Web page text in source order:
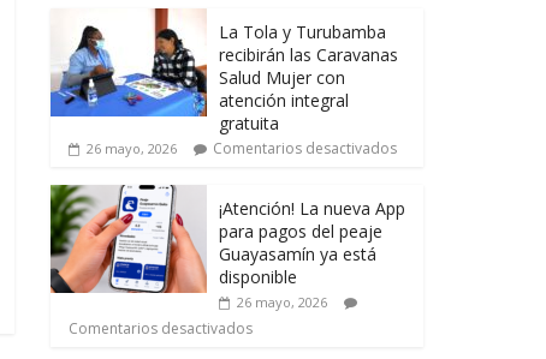
La Tola y Turubamba
recibirán las Caravanas
Salud Mujer con
atención integral
gratuita
26 mayo, 2026 Comentarios desactivados
¡Atención! La nueva App
para pagos del peaje
Guayasamín ya está
disponible
26 mayo, 2026
Comentarios desactivados